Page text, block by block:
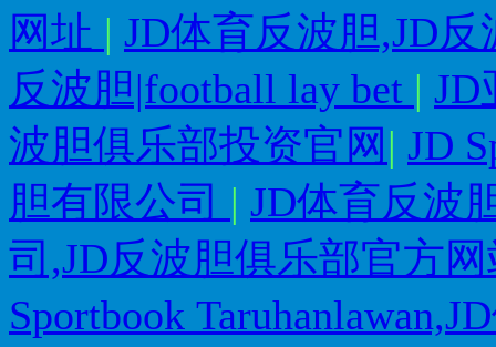
网址 | JD体育反波胆,JD反
反波胆|football lay bet | JD
波胆俱乐部投资官网 | JD
胆有限公司 | JD体育反波
司,JD反波胆俱乐部官方
Sportbook